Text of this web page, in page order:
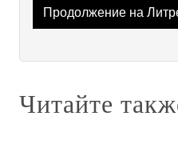
Продолжение на
Читайте